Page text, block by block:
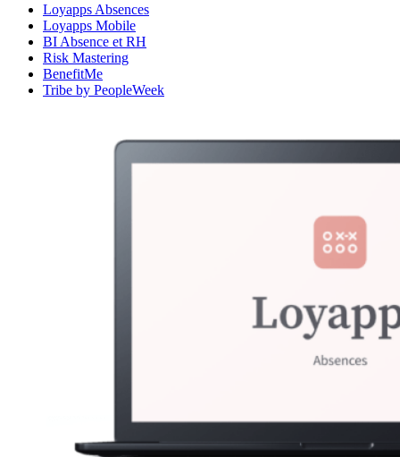
Loyapps Absences
Loyapps Mobile
BI Absence et RH
Risk Mastering
BenefitMe
Tribe by PeopleWeek